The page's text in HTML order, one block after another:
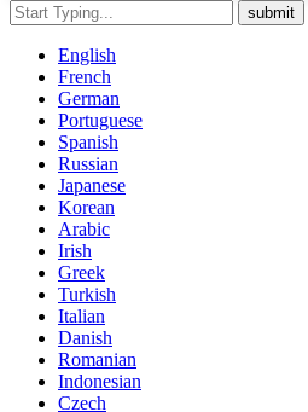
English
French
German
Portuguese
Spanish
Russian
Japanese
Korean
Arabic
Irish
Greek
Turkish
Italian
Danish
Romanian
Indonesian
Czech